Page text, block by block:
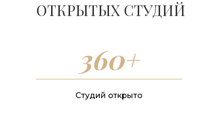
ОТКРЫТЫХ СТУДИЙ
360+
Студий открыто